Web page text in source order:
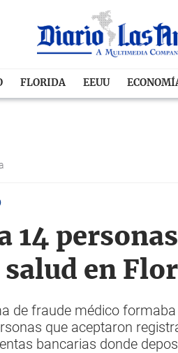
FLORIDA EEUU
14
salud en
de fraude médico
que aceptaron
bancarias donde